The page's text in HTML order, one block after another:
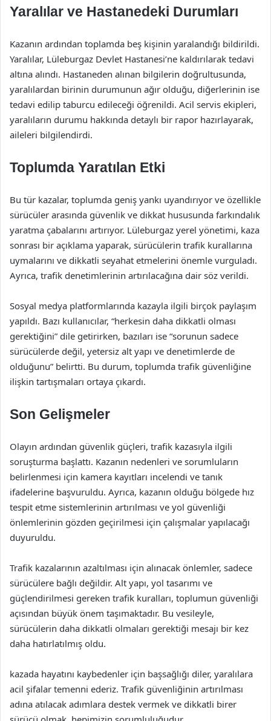
Yaralılar ve Hastanedeki Durumları
Kazanın ardından toplamda beş kişinin yaralandığı bildirildi.
Yaralılar, Lüleburgaz Devlet Hastanesi’ne kaldırılarak tedavi
altına alındı. Hastaneden alınan bilgilerin doğrultusunda,
yaralılardan birinin durumunun ağır olduğu, diğerlerinin ise
tedavi edilip taburcu edileceği öğrenildi. Acil servis ekipleri,
yaralıların durumu hakkında detaylı bir rapor hazırlayarak,
aileleri bilgilendirdi.
Toplumda Yaratılan Etki
Bu tür kazalar, toplumda geniş yankı uyandırıyor ve özellikle
sürücüler arasında güvenlik ve dikkat hususunda farkındalık
yaratma çabalarını artırıyor. Lüleburgaz yerel yönetimi, kaza
sonrası bir açıklama yaparak, sürücülerin trafik kurallarına
uymalarını ve dikkatli seyahat etmelerini önemle vurguladı.
Ayrıca, trafik denetimlerinin artırılacağına dair söz verildi.
Sosyal medya platformlarında kazayla ilgili birçok paylaşım
yapıldı. Bazı kullanıcılar, “herkesin daha dikkatli olması
gerektiğini” dile getirirken, bazıları ise “sorunun sadece
sürücülerde değil, yetersiz alt yapı ve denetimlerde de
olduğunu” belirtti. Bu durum, toplumda trafik güvenliğine
ilişkin tartışmaları ortaya çıkardı.
Son Gelişmeler
Olayın ardından güvenlik güçleri, trafik kazasıyla ilgili
soruşturma başlattı. Kazanın nedenleri ve sorumluların
belirlenmesi için kamera kayıtları incelendi ve tanık
ifadelerine başvuruldu. Ayrıca, kazanın olduğu bölgede hız
tespit etme sistemlerinin artırılması ve yol güvenliği
önlemlerinin gözden geçirilmesi için çalışmalar yapılacağı
duyuruldu.
Trafik kazalarının azaltılması için alınacak önlemler, sadece
sürücülere bağlı değildir. Alt yapı, yol tasarımı ve
güçlendirilmesi gereken trafik kuralları, toplumun güvenliği
açısından büyük önem taşımaktadır. Bu vesileyle,
sürücülerin daha dikkatli olmaları gerektiği mesajı bir kez
daha hatırlatılmış oldu.
kazada hayatını kaybedenler için başsağlığı diler, yaralılara
acil şifalar temenni ederiz. Trafik güvenliğinin artırılması
adına atılacak adımlara destek vermek ve dikkatli birer